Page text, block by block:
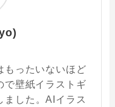
もったいないほど
で壁紙イラストギ
ました。AIイラス